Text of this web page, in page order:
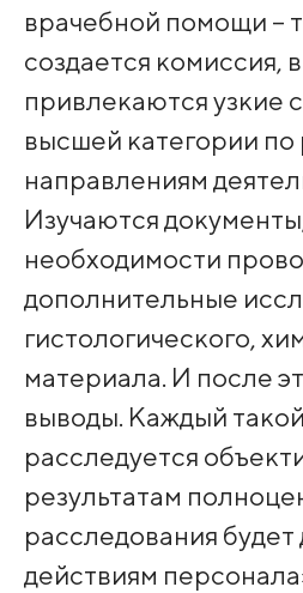
врачебной помощи –
создается комиссия,
привлекаются узкие
высшей категории по
направлениям
Изучаются
необходимости
дополнительные
гистологического,
материала. И после
выводы. Каждый
расследуется
результатам
расследования будет
действиям